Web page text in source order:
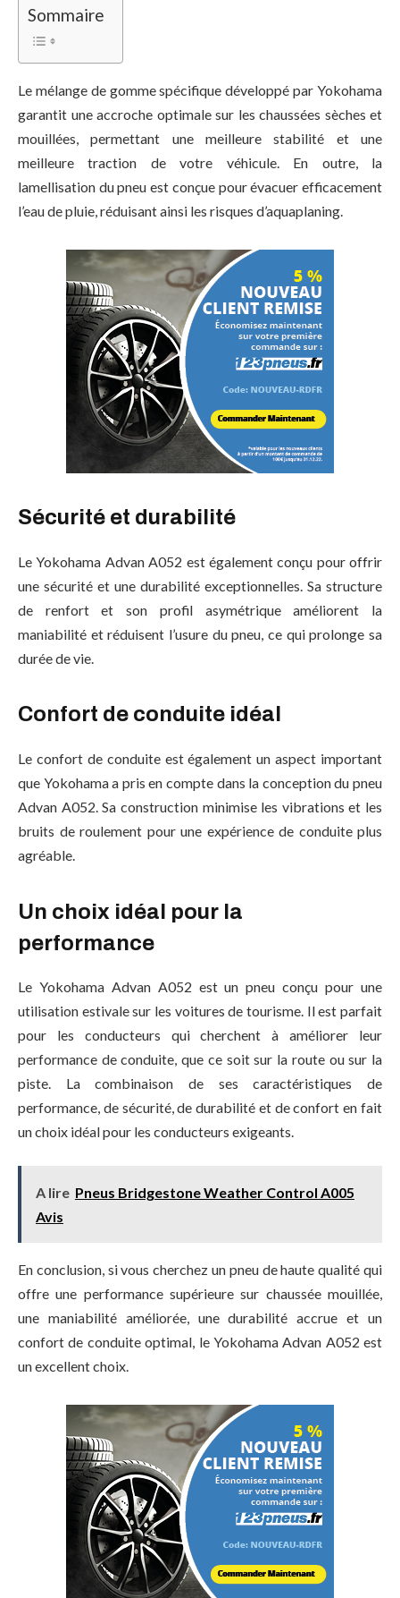
Sommaire
Le mélange de gomme spécifique développé par Yokohama
garantit une accroche optimale sur les chaussées sèches et
mouillées, permettant une meilleure stabilité et une
meilleure traction de votre véhicule. En outre, la
lamellisation du pneu est conçue pour évacuer efficacement
l’eau de pluie, réduisant ainsi les risques d’aquaplaning.
Sécurité et durabilité
Le Yokohama Advan A052 est également conçu pour offrir
une sécurité et une durabilité exceptionnelles. Sa structure
de renfort et son profil asymétrique améliorent la
maniabilité et réduisent l’usure du pneu, ce qui prolonge sa
durée de vie.
Confort de conduite idéal
Le confort de conduite est également un aspect important
que Yokohama a pris en compte dans la conception du pneu
Advan A052. Sa construction minimise les vibrations et les
bruits de roulement pour une expérience de conduite plus
agréable.
Un choix idéal pour la
performance
Le Yokohama Advan A052 est un pneu conçu pour une
utilisation estivale sur les voitures de tourisme. Il est parfait
pour les conducteurs qui cherchent à améliorer leur
performance de conduite, que ce soit sur la route ou sur la
piste. La combinaison de ses caractéristiques de
performance, de sécurité, de durabilité et de confort en fait
un choix idéal pour les conducteurs exigeants.
A lire Pneus Bridgestone Weather Control A005
Avis
En conclusion, si vous cherchez un pneu de haute qualité qui
offre une performance supérieure sur chaussée mouillée,
une maniabilité améliorée, une durabilité accrue et un
confort de conduite optimal, le Yokohama Advan A052 est
un excellent choix.